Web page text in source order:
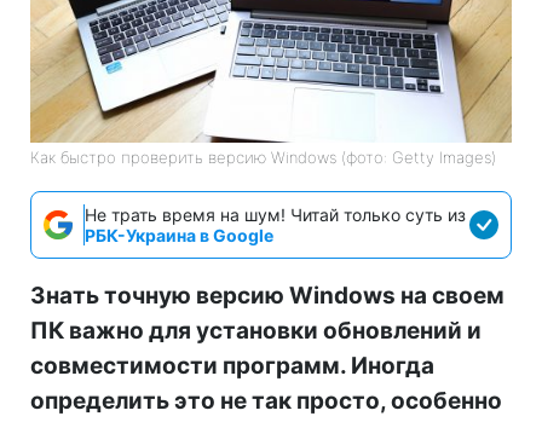
Как быстро проверить версию Windows (фото: Getty Images)
Не трать время на шум! Читай только суть из
РБК-Украина в Google
Знать точную версию Windows на своем
ПК важно для установки обновлений и
совместимости программ. Иногда
определить это не так просто, особенно